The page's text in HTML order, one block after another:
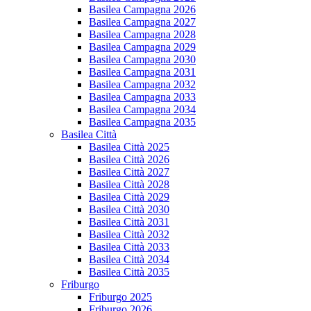
Basilea Campagna 2026
Basilea Campagna 2027
Basilea Campagna 2028
Basilea Campagna 2029
Basilea Campagna 2030
Basilea Campagna 2031
Basilea Campagna 2032
Basilea Campagna 2033
Basilea Campagna 2034
Basilea Campagna 2035
Basilea Città
Basilea Città 2025
Basilea Città 2026
Basilea Città 2027
Basilea Città 2028
Basilea Città 2029
Basilea Città 2030
Basilea Città 2031
Basilea Città 2032
Basilea Città 2033
Basilea Città 2034
Basilea Città 2035
Friburgo
Friburgo 2025